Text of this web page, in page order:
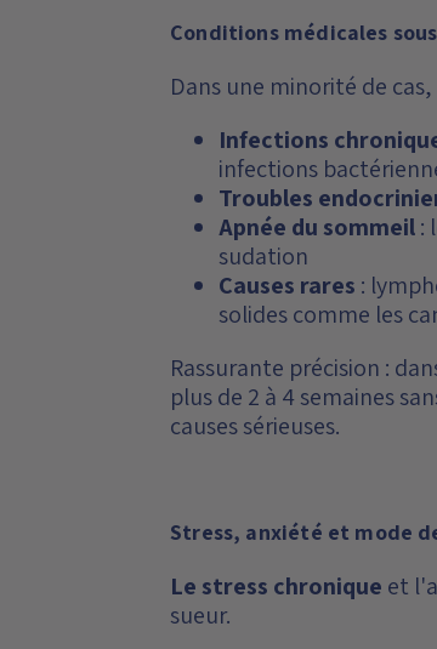
Conditions médicales
Dans une minorité de
Infections
infections
Troubles
Apnée du sommeil:
sudation
Causes rares :
solides comme les
Rassurante précision :
plus de 2 à 4 semaines
causes sérieuses.
Stress, anxiété et mode
Le stress chronique et
sueur.